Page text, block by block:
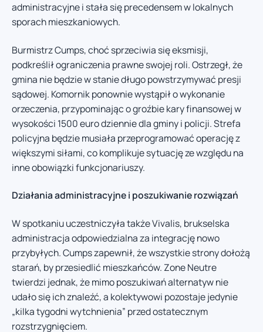
administracyjne i stała się precedensem w lokalnych
sporach mieszkaniowych.
Burmistrz Cumps, choć sprzeciwia się eksmisji,
podkreślił ograniczenia prawne swojej roli. Ostrzegł, że
gmina nie będzie w stanie długo powstrzymywać presji
sądowej. Komornik ponownie wystąpił o wykonanie
orzeczenia, przypominając o groźbie kary finansowej w
wysokości 1500 euro dziennie dla gminy i policji. Strefa
policyjna będzie musiała przeprogramować operację z
większymi siłami, co komplikuje sytuację ze względu na
inne obowiązki funkcjonariuszy.
Działania administracyjne i poszukiwanie rozwiązań
W spotkaniu uczestniczyła także Vivalis, brukselska
administracja odpowiedzialna za integrację nowo
przybyłych. Cumps zapewnił, że wszystkie strony dołożą
starań, by przesiedlić mieszkańców. Zone Neutre
twierdzi jednak, że mimo poszukiwań alternatyw nie
udało się ich znaleźć, a kolektywowi pozostaje jedynie
„kilka tygodni wytchnienia” przed ostatecznym
rozstrzygnięciem.